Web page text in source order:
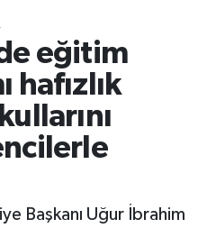
eğitim
hafızlık
Başkanı Uğur İbrahim
ve Fikstür